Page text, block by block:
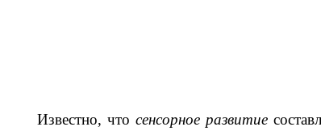
Известно, чтосенсорное развитие